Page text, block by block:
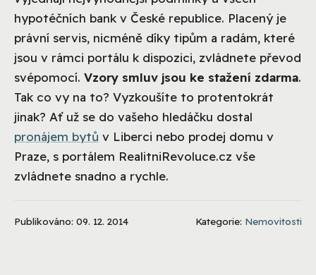
hypotéčních bank v České republice. Placený je
právní servis, nicméně díky tipům a radám, které
jsou v rámci portálu k dispozici, zvládnete převod
svépomocí. Vzory smluv jsou ke stažení zdarma.
Tak co vy na to? Vyzkoušíte to protentokrát
jinak? Ať už se do vašeho hledáčku dostal
pronájem bytů v Liberci nebo prodej domu v
Praze, s portálem RealitniRevoluce.cz vše
zvládnete snadno a rychle.
Publikováno: 09. 12. 2014 Kategorie: Nemovitosti